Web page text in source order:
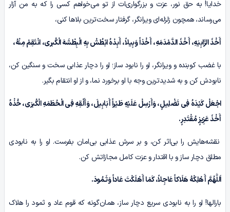
خدایا! به حق نور، عزت و بزرگواری‌ات از تو می‌خواهم کسی را که به من آزار
می‌رساند، همچون زلزله‌ای ویرانگر، گرفتار سخت‌ترین بلاها کنی،
أَخْذَ الرَّابِیَهِ، أَخْذَ الدَّمْدَمَهِ، أَخْذاً وَبِیلاً، أَبِدْہُ ابْطُشْ بِهِ الْبِطْشَهَ الْکُبرى، انْتَقِمْ مِنْهُ،
با غضب کوبنده و ویرانگر، او را نابود ساز؛ او را دچار عذابی سخت و سنگین کن،
نابودش کن و به شدیدترین وجه با او برخورد نما، و از او انتقام بگیر.
اجْعَلْ کَیْدَہُ فِی تَضْلِیلٍ، وَأَرْسِلْ عَلَیْهِ طَیْراً أَبَابِیلَ، وَأَلْقِهِ فِی الْحُطَمَهِ الْکُبرَى، خُذْہُ
أَخْذَ عَزِیزٍ مُقْتَدِرٍ.
نقشه‌هایش را بی‌اثر کن، و بر سرش عذابی بی‌امان بفرست. او را به نابودی
مطلق دچار ساز و با اقتدار و عزت کامل مجازاتش کن.
اَللّٰهُمَّ أَهْلِکْهُ هَلَاکاً عَاجِلاً، کَمَا أَهْلَکْتَ عَاداً وَثَـمُودَ.
بارالها! او را به نابودی سریع دچار ساز، همان‌گونه که قوم عاد و ثمود را هلاک